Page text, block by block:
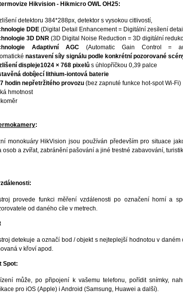
Hikvision - Hikmicro OWL OH25:
detektoru 384*288px, detektor s vysokou citlivostí,
DDE (Digital Detail Enhancement = Digitální zesílení
3D DNR (3D Digital Noise Reduction = 3D digitální
Adaptivní AGC(Automatic Gain Control =
nastavení síly signálu podle konkrétní pozorované
displeje1024 × 768 pixelů s úhlopříčkou 0,39 palce
dobíjecí lithium-iontová baterie
hodin nepřetržitého provozu (bez zapnuté funkce hot-spot Wi-Fi)
hmotnost
:
monokuáry HikVision jsou používán především pro situace
osob a zvířat, zabránění pašování a jiné trestné zabavování,
provede funkci měření vzdálenosti po označení horní a
od daného cíle v metrech.
detekuje a označí bod / objekt s nejteplejší hodnotou v
v křoví apod.
Spot:
může, po připojení k vašemu telefonu, pořídit snímky,
pro iOS (Apple) i Android (Samsung, Huawei a další).